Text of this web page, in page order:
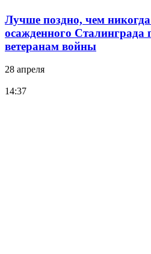
Лучше поздно, чем
осажденного Сталинграда
ветеранам войны
28 апреля
14:37